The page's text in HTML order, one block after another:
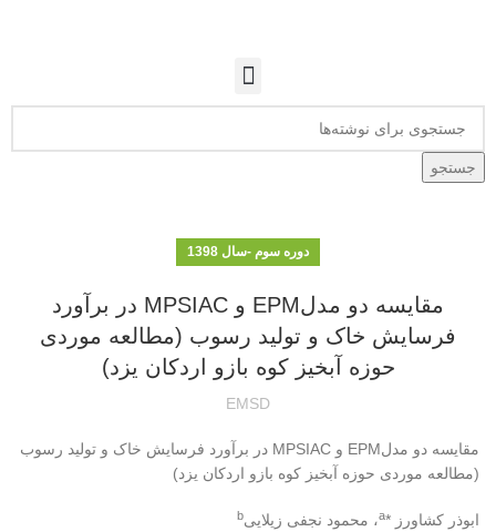
جستجو
دوره سوم -سال 1398
مقایسه دو مدلEPM و MPSIAC در برآورد
فرسایش خاک و تولید رسوب (مطالعه موردی
حوزه آبخیز کوه بازو اردکان یزد)
EMSD
مقایسه دو مدلEPM و MPSIAC در برآورد فرسایش خاک و تولید رسوب
(مطالعه موردی حوزه آبخیز کوه بازو اردکان یزد)
ابوذر کشاورز *a، محمود نجفی زیلاییb